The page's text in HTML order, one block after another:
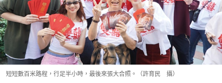
短短數百米路程，行足半小時，最後來張大合照。（許育民 攝）